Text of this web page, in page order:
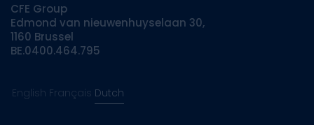
CFE Group
Edmond van nieuwenhuyselaan 30,
1160 Brussel
BE.0400.464.795
English Français Dutch